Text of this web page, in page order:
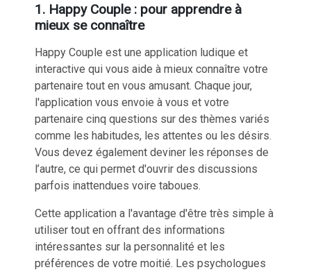
1. Happy Couple : pour apprendre à
mieux se connaître
Happy Couple est une application ludique et
interactive qui vous aide à mieux connaître votre
partenaire tout en vous amusant. Chaque jour,
l'application vous envoie à vous et votre
partenaire cinq questions sur des thèmes variés
comme les habitudes, les attentes ou les désirs.
Vous devez également deviner les réponses de
l’autre, ce qui permet d'ouvrir des discussions
parfois inattendues voire taboues.
Cette application a l'avantage d'être très simple à
utiliser tout en offrant des informations
intéressantes sur la personnalité et les
préférences de votre moitié. Les psychologues